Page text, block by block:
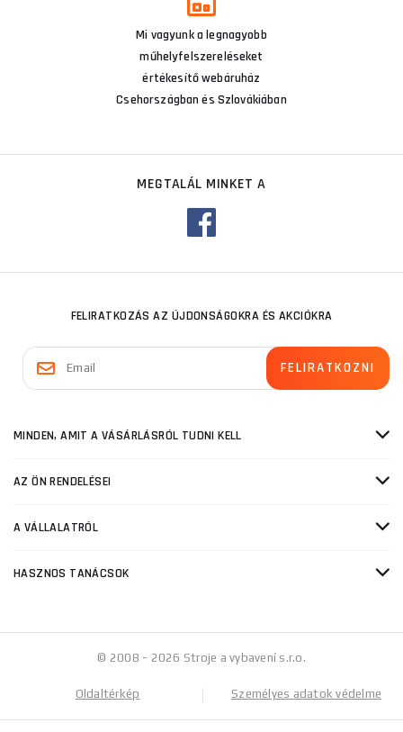
Mi vagyunk a legnagyobb
műhelyfelszereléseket
értékesítő webáruház
Csehországban és Szlovákiában
MEGTALÁL MINKET A
FELIRATKOZÁS AZ ÚJDONSÁGOKRA ÉS AKCIÓKRA
MINDEN, AMIT A VÁSÁRLÁSRÓL TUDNI KELL
AZ ÖN RENDELÉSEI
A VÁLLALATRÓL
HASZNOS TANÁCSOK
© 2008 - 2026 Stroje a vybavení s.r.o.
Oldaltérkép Személyes adatok védelme